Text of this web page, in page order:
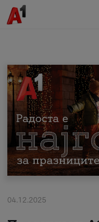
МК EN SQ
Приватни
Поддршка
Надополни кредит
04.12.2025